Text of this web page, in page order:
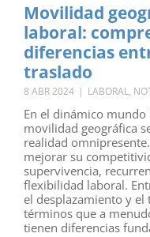
Movilidad
laboral:
diferencias
traslado
8 ABR 2024 | LABORAL,
En el dinámico
movilidad geográfica
realidad
mejorar su
supervivencia,
flexibilidad laboral.
el desplazamiento y
términos que a
tienen diferencias